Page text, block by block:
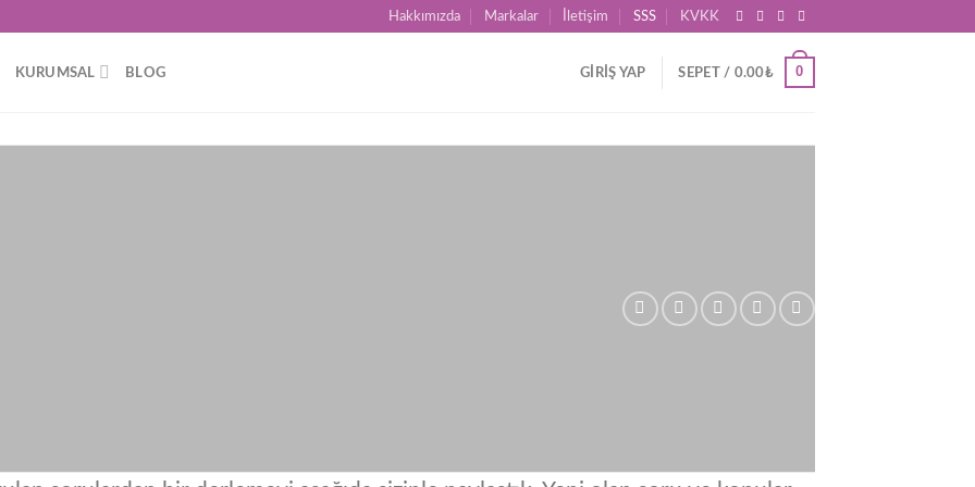
Hakkımızda Markalar İletişim SSS KVKK
KURUMSAL BLOG GIRIŞ YAP SEPET / 0.00₺ 0